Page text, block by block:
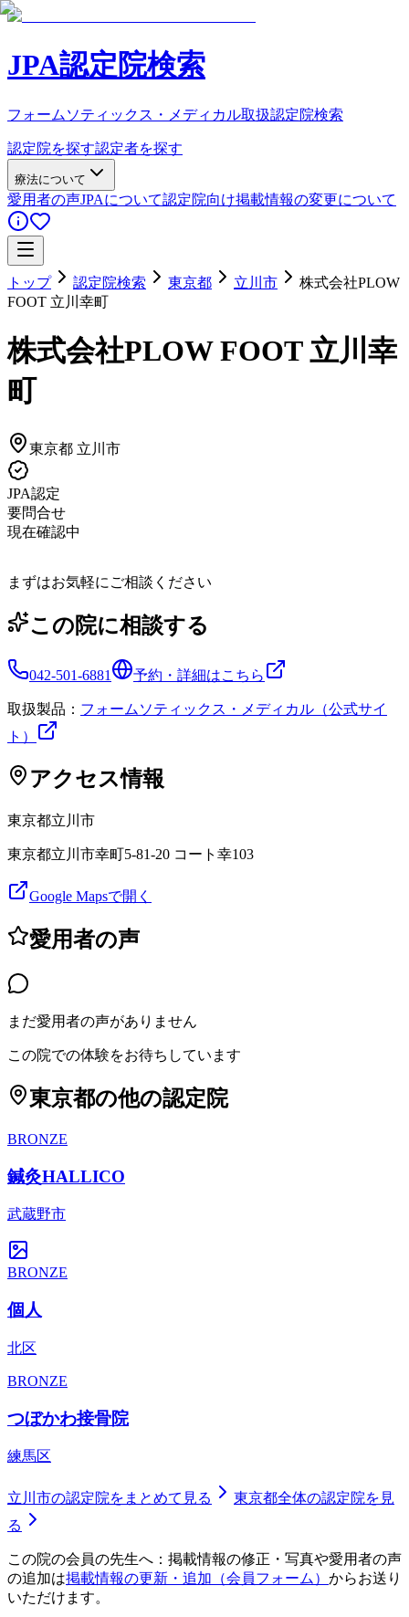
JPA認定院検索
フォームソティックス・メディカル取扱認定院検索
認定院を探す認定者を探す
療法について
愛用者の声JPAについて認定院向け掲載情報の変更について
トップ 認定院検索 東京都 立川市
株式会社PLOW
FOOT 立川幸町
株式会社PLOW FOOT 立川幸
町
東京都 立川市
JPA認定
要問合せ
現在確認中
まずはお気軽にご相談ください
この院に相談する
042-501-6881 予約・詳細はこちら
取扱製品： フォームソティックス・メディカル（公式サイ
ト）
アクセス情報
東京都立川市
東京都立川市幸町5-81-20 コート幸103
Google Mapsで開く
愛用者の声
まだ愛用者の声がありません
この院での体験をお待ちしています
東京都の他の認定院
BRONZE
鍼灸HALLICO
武蔵野市
BRONZE
個人
北区
BRONZE
つぼかわ接骨院
練馬区
立川市の認定院をまとめて見る 東京都全体の認定院を見
る
この院の会員の先生へ：掲載情報の修正・写真や愛用者の声
の追加は掲載情報の更新・追加（会員フォーム） からお送り
いただけます。